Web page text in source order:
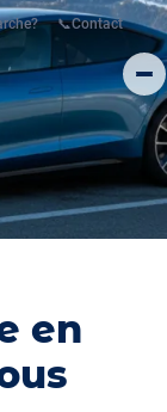
📞Contact
en